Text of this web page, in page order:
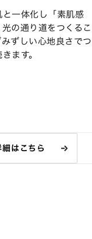
一体化し「素肌感
の通り道をつくるこ
ずしい心地良さでつ
ます。
細はこちら